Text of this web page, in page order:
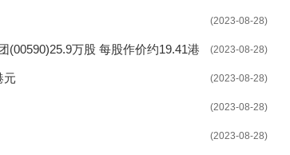
推动创新平台人才引进
推进教育数字化战略行动
创新服务模式
(2023-08-28)
(2023-08-28)
(00590)25.9万股 每股作价约19.41港
(2023-08-28)
元
(2023-08-28)
(2023-08-28)